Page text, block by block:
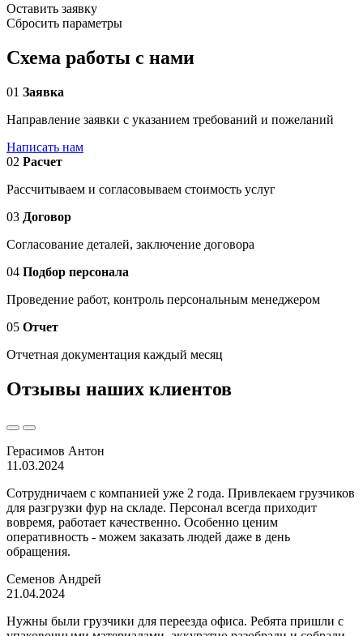
Оставить заявку
Сбросить параметры
Схема работы с нами
01 Заявка
Направление заявки с указанием требований и пожеланий
Написать нам
02 Расчет
Рассчитываем и согласовываем стоимость услуг
03 Договор
Согласование деталей, заключение договора
04 Подбор персонала
Проведение работ, контроль персональным менеджером
05 Отчет
Отчетная документация каждый месяц
Отзывы наших клиентов
Герасимов Антон
11.03.2024
Сотрудничаем с компанией уже 2 года. Привлекаем грузчиков
для разгрузки фур на складе. Персонал всегда приходит
вовремя, работает качественно. Особенно ценим
оперативность - можем заказать людей даже в день
обращения.
Семенов Андрей
21.04.2024
Нужны были грузчики для переезда офиса. Ребята пришли с